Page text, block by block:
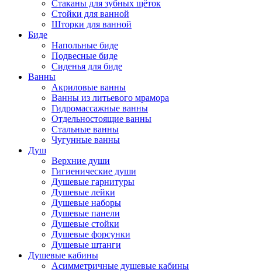
Стаканы для зубных щёток
Стойки для ванной
Шторки для ванной
Биде
Напольные биде
Подвесные биде
Сиденья для биде
Ванны
Акриловые ванны
Ванны из литьевого мрамора
Гидромассажные ванны
Отдельностоящие ванны
Стальные ванны
Чугунные ванны
Душ
Верхние души
Гигиенические души
Душевые гарнитуры
Душевые лейки
Душевые наборы
Душевые панели
Душевые стойки
Душевые форсунки
Душевые штанги
Душевые кабины
Асимметричные душевые кабины